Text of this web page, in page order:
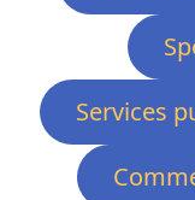
Services